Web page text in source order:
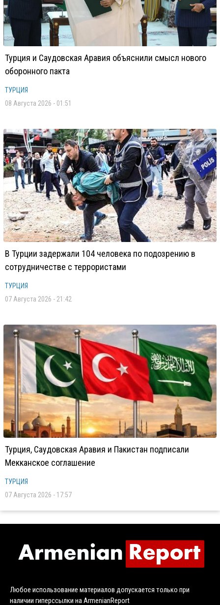
Турция и Саудовская Аравия объяснили смысл нового
оборонного пакта
ТУРЦИЯ
08 Августа 2026 - 01:51
В Турции задержали 104 человека по подозрению в
сотрудничестве с террористами
ТУРЦИЯ
07 Августа 2026 - 21:42
Турция, Саудовская Аравия и Пакистан подписали
Мекканское соглашение
ТУРЦИЯ
07 Августа 2026 - 17:57
Любое использование материалов допускается только при
наличии гиперссылки на ArmenianReport